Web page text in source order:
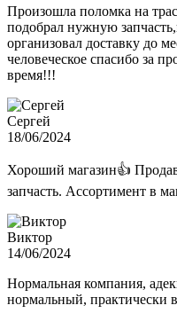
Произошла поломка на
подобрал нужную
организовал доставку до
человеческое спасибо за
время!!!
Сергей
18/06/2024
Хороший магазин👍
запчасть. Ассортимент в
Виктор
14/06/2024
Нормальная компания,
нормальный, практически